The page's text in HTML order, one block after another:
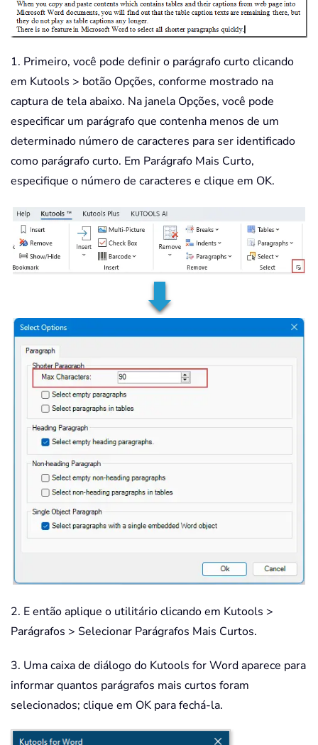
1. Primeiro, você pode definir o parágrafo curto clicando
em Kutools > botão Opções, conforme mostrado na
captura de tela abaixo. Na janela Opções, você pode
especificar um parágrafo que contenha menos de um
determinado número de caracteres para ser identificado
como parágrafo curto. Em Parágrafo Mais Curto,
especifique o número de caracteres e clique em OK.
2. E então aplique o utilitário clicando em Kutools >
Parágrafos > Selecionar Parágrafos Mais Curtos.
3. Uma caixa de diálogo do Kutools for Word aparece para
informar quantos parágrafos mais curtos foram
selecionados; clique em OK para fechá-la.